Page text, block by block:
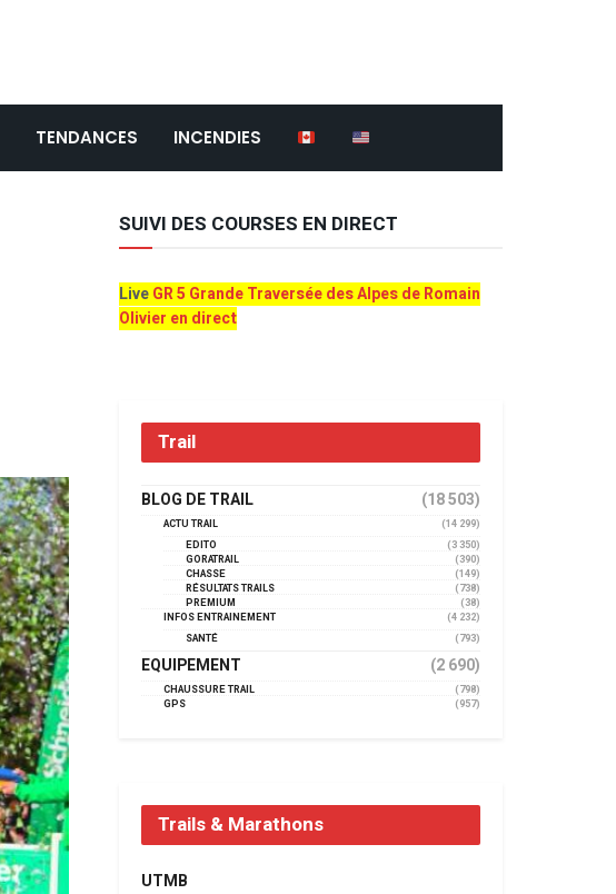
TENDANCES INCENDIES
SUIVI DES COURSES EN DIRECT
LiveGR 5 Grande Traversée des Alpes de Romain
Olivier en direct
Trail
BLOG DE TRAIL (18 503)
ACTU TRAIL
(14 299)
EDITO
(3 350)
GORATRAIL
(390)
CHASSE
(149)
RÉSULTATS TRAILS
(738)
PREMIUM
(38)
INFOS ENTRAINEMENT
(4 232)
SANTÉ
(793)
EQUIPEMENT (2 690)
CHAUSSURE TRAIL
(798)
GPS
(957)
Trails & Marathons
UTMB